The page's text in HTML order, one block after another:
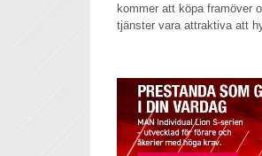
kommer att köpa framöver
tjänster vara attraktiva att